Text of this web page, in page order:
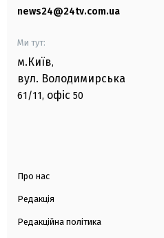
news24@24tv.com.ua
Ми тут:
м.Київ,
вул. Володимирська
61/11, офіс 50
Про нас
Редакція
Редакційна політика